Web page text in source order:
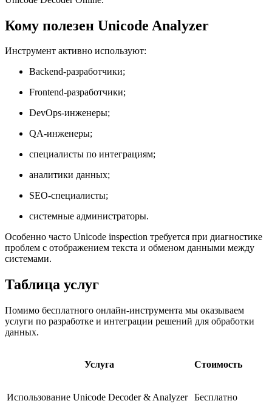
Кому полезен Unicode Analyzer
Инструмент активно используют:
Backend-разработчики;
Frontend-разработчики;
DevOps-инженеры;
QA-инженеры;
специалисты по интеграциям;
аналитики данных;
SEO-специалисты;
системные администраторы.
Особенно часто Unicode inspection требуется при диагностике
проблем с отображением текста и обменом данными между
системами.
Таблица услуг
Помимо бесплатного онлайн-инструмента мы оказываем
услуги по разработке и интеграции решений для обработки
данных.
Услуга Стоимость
Использование Unicode Decoder & Analyzer Бесплатно